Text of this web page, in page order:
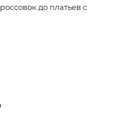
до платьев с